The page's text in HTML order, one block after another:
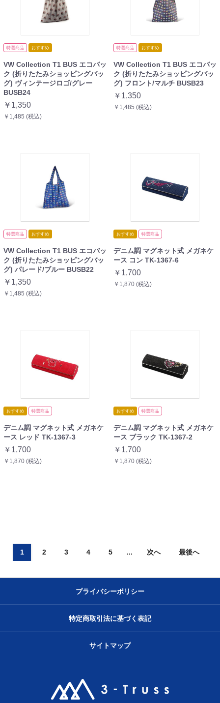
特選商品 おすすめ
VW Collection T1 BUS エコバッ
ク (折りたたみショッピングバッ
グ) ヴィンテージロゴ/グレー
BUSB24
￥1,350
￥1,485 (税込)
特選商品 おすすめ
VW Collection T1 BUS エコバッ
ク (折りたたみショッピングバッ
グ) フロント/マルチ BUSB23
￥1,350
￥1,485 (税込)
特選商品 おすすめ
VW Collection T1 BUS エコバッ
ク (折りたたみショッピングバッ
グ) パレード/ブルー BUSB22
￥1,350
￥1,485 (税込)
おすすめ 特選商品
デニム調 マグネット式 メガネケ
ース コン TK-1367-6
￥1,700
￥1,870 (税込)
おすすめ 特選商品
デニム調 マグネット式 メガネケ
ース レッド TK-1367-3
￥1,700
￥1,870 (税込)
おすすめ 特選商品
デニム調 マグネット式 メガネケ
ース ブラック TK-1367-2
￥1,700
￥1,870 (税込)
1 2 3 4 5 ... 次へ 最後へ
プライバシーポリシー
特定商取引法に基づく表記
サイトマップ